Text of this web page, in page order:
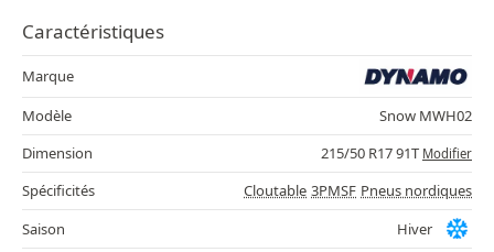
Caractéristiques
Marque
Modèle
Snow MWH02
Dimension
215/50 R17 91T Modifier
Spécificités Cloutable 3PMSF Pneus nordiques
Saison
Hiver